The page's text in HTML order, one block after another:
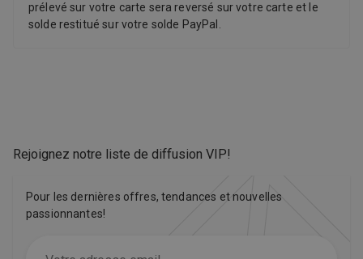
prélevé sur votre carte sera reversé sur votre carte et le
solde restitué sur votre solde PayPal.
Rejoignez notre liste de diffusion VIP!
Pour les dernières offres, tendances et nouvelles
passionnantes!